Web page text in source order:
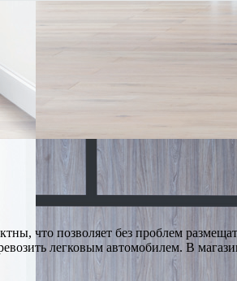
что позволяет без проблем
легковым автомобилем. В